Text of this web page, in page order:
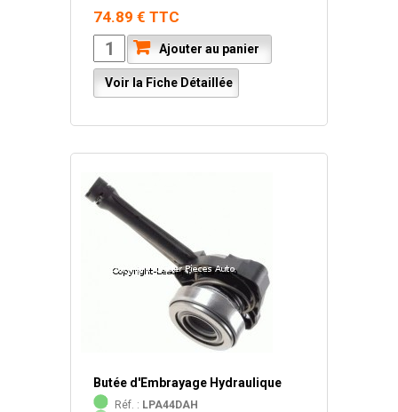
74.89 € TTC
Ajouter au panier
Voir la Fiche Détaillée
Butée d'Embrayage Hydraulique
Réf. : LPA44DAH